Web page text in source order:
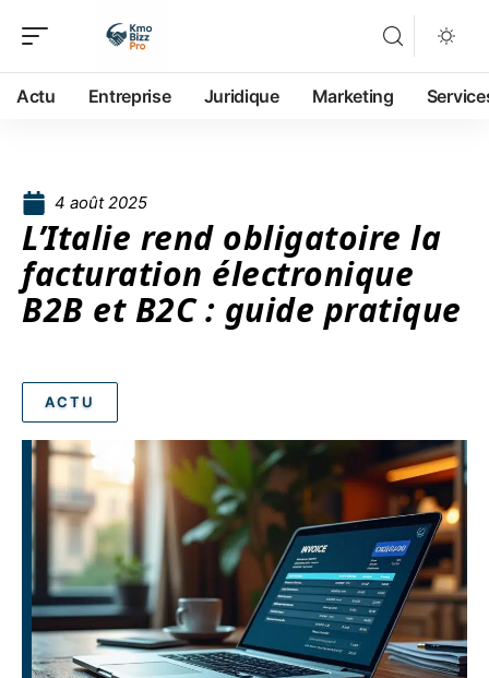
Actu Entreprise Juridique Marketing
4 août 2025
L’Italie rend obligatoire la
facturation électronique
B2B et B2C : guide pratique
ACTU